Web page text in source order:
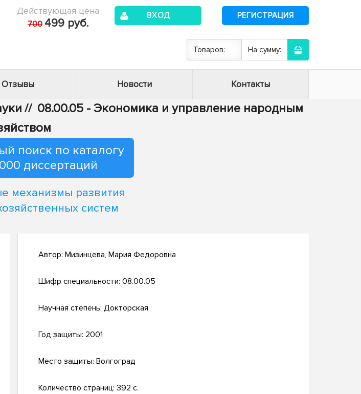
Действующая цена
700 499 руб.
ВХОД РЕГИСТРАЦИЯ
Товаров: На сумму:
Отзывы Новости Контакты
// 08.00.05 - Экономика и управление народным
поиск по каталогу
диссертаций
механизмы развития
систем
Автор: Мизинцева, Мария Федоровна
Шифр специальности: 08.00.05
Научная степень: Докторская
Год защиты: 2001
Место защиты: Волгоград
Количество страниц: 392 с.